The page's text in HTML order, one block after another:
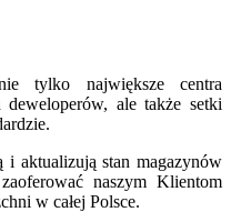
tylko największe centra
deweloperów, ale także setki
i aktualizują stan magazynów
naszym Klientom
w całej Polsce.